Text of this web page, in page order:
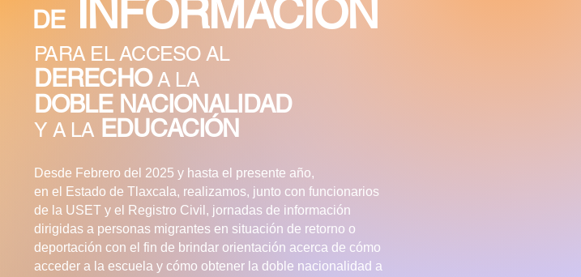
DEINFORMACIÓN
Desde Febrero del 2025 y hasta el presente año,
en el Estado de Tlaxcala, realizamos, junto con funcionarios
de la USET y el Registro Civil, jornadas de información
dirigidas a personas migrantes en situación de retorno o
deportación con el fin de brindar orientación acerca de cómo
acceder a la escuela y cómo obtener la doble nacionalidad a
PARA EL ACCESO AL
DERECHO A LA
DOBLE NACIONALIDAD
Y A LA EDUCACIÓN